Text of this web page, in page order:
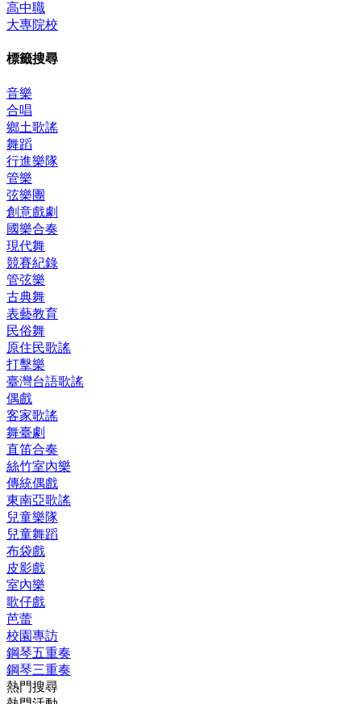
高中職
大專院校
標籤搜尋
音樂
合唱
鄉土歌謠
舞蹈
行進樂隊
管樂
弦樂團
創意戲劇
國樂合奏
現代舞
競賽紀錄
管弦樂
古典舞
表藝教育
民俗舞
原住民歌謠
打擊樂
臺灣台語歌謠
偶戲
客家歌謠
舞臺劇
直笛合奏
絲竹室內樂
傳統偶戲
東南亞歌謠
兒童樂隊
兒童舞蹈
布袋戲
皮影戲
室內樂
歌仔戲
芭蕾
校園專訪
鋼琴五重奏
鋼琴三重奏
熱門搜尋